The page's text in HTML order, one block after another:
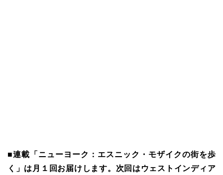
■連載「ニューヨーク：エスニック・モザイクの街を歩
く」は月１回お届けします。次回はウェストインディア